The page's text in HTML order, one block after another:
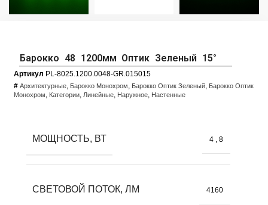
Барокко 48 1200мм Оптик Зеленый 15°
Артикул PL-8025.1200.0048-GR.015015
# Архитектурные, Барокко Монохром, Барокко Оптик Зеленый, Барокко Оптик
Монохром, Категории, Линейные, Наружное, Настенные
МОЩНОСТЬ, ВТ 4 , 8
СВЕТОВОЙ ПОТОК, ЛМ 4160